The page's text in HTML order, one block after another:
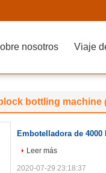
nosotros Viaje
bottling machine
Embotelladora de
Leer más
2020-07-29 23:18:37